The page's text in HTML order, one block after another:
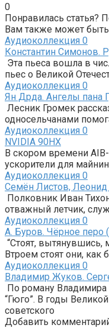
0
Понравилась статья?
Вам также может быть
Аудиоколлекция 0
Константин Симонов.
Эта пьеса вошла в
пьес о Великой
Аудиоколлекция 0
Ян Дрда. Ангелы пана
Лесник Громек
односельчанами
Аудиоколлекция 0
NVIDIA 90HX
В скором времени AIB-
ускорители для
Аудиоколлекция 0
Семён Листов, Леонид
Полковник Иван
отважный летчик,
Аудиоколлекция 0
А. Буров. Чёрное перо
“Стоят,
Втроем стоят они, как
Аудиоколлекция 0
Владимир Жуков.
По роману Владимира
“Гюго”. В годы
советского
Добавить